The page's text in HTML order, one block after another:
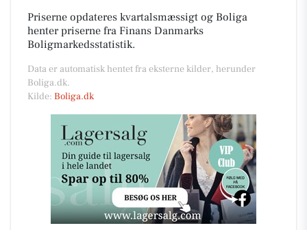
Priserne opdateres kvartalsmæssigt og Boliga
henter priserne fra Finans Danmarks
Boligmarkedsstatistik.
Data er automatisk hentet fra eksterne kilder, herunder
Boliga.dk.
Kilde: Boliga.dk